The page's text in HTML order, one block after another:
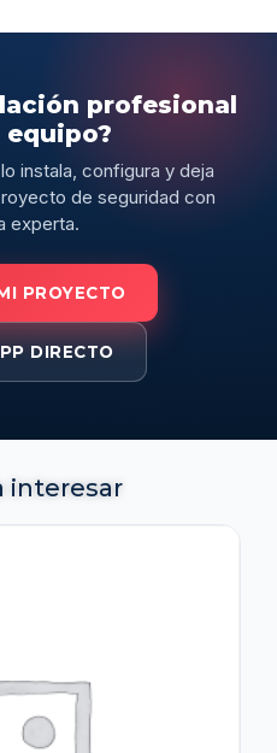
profesional
equipo?
instala, configura y deja
de seguridad con
experta.
PROYECTO
DIRECTO
interesar